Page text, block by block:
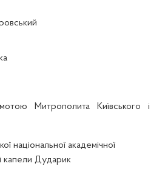
Митрополита Київського і
національної академічної
капели Дударик